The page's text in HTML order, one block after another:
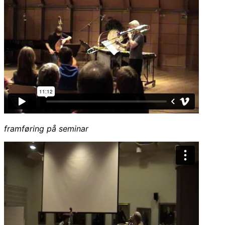
framføring på seminar